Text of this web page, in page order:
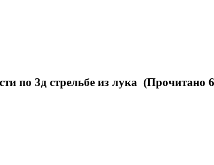
по 3д стрельбе из лука (Прочитано